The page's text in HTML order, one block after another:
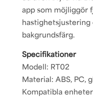
app som möjliggör
hastighetsjustering
bakgrundsfärg.
Specifikationer
Modell: RT02
Material: ABS, PC,
Kompatibla